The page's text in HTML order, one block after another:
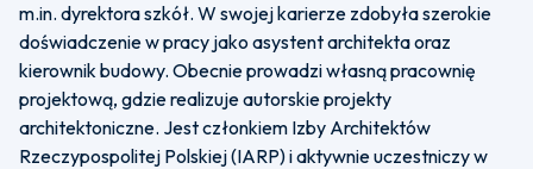
m.in. dyrektora szkół. W swojej karierze zdobyła szerokie
doświadczenie w pracy jako asystent architekta oraz
kierownik budowy. Obecnie prowadzi własną pracownię
projektową, gdzie realizuje autorskie projekty
architektoniczne. Jest członkiem Izby Architektów
Rzeczypospolitej Polskiej (IARP) i aktywnie uczestniczy w